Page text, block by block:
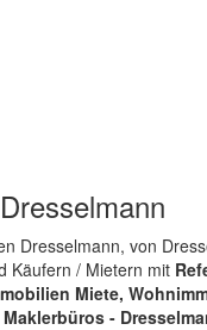
Dresselmann, von
Käufern / Mietern mit
Miete,
-